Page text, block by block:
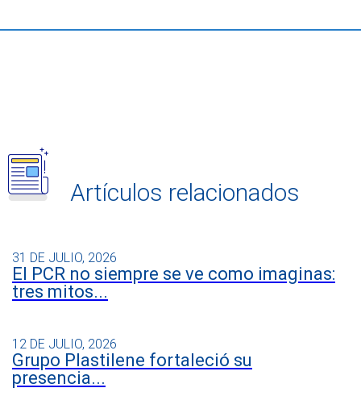
Artículos relacionados
31 DE JULIO, 2026
El PCR no siempre se ve como imaginas:
tres mitos...
12 DE JULIO, 2026
Grupo Plastilene fortaleció su
presencia...